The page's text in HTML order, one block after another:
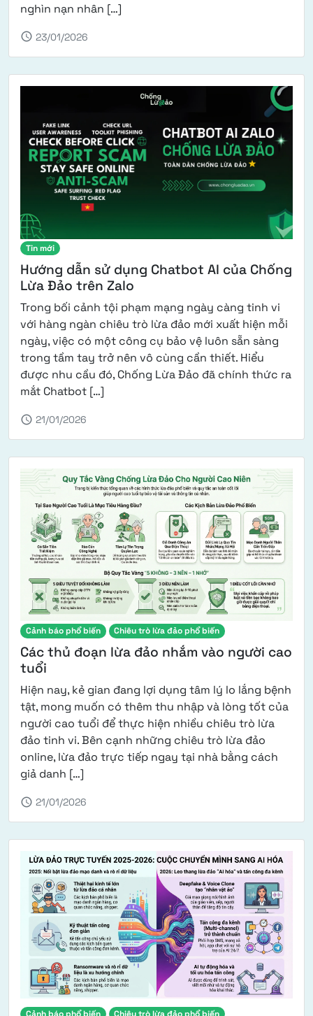
nghìn nạn nhân […]
schedule 23/01/2026
Tin mới
Hướng dẫn sử dụng Chatbot AI của Chống
Lừa Đảo trên Zalo
Trong bối cảnh tội phạm mạng ngày càng tinh vi
với hàng ngàn chiêu trò lừa đảo mới xuất hiện mỗi
ngày, việc có một công cụ bảo vệ luôn sẵn sàng
trong tầm tay trở nên vô cùng cần thiết. Hiểu
được nhu cầu đó, Chống Lừa Đảo đã chính thức ra
mắt Chatbot […]
schedule 21/01/2026
Cảnh báo phổ biến Chiêu trò lừa đảo phổ biến
Các thủ đoạn lừa đảo nhắm vào người cao
tuổi
Hiện nay, kẻ gian đang lợi dụng tâm lý lo lắng bệnh
tật, mong muốn có thêm thu nhập và lòng tốt của
người cao tuổi để thực hiện nhiều chiêu trò lừa
đảo tinh vi. Bên cạnh những chiêu trò lừa đảo
online, lừa đảo trực tiếp ngay tại nhà bằng cách
giả danh […]
schedule 21/01/2026
Cảnh báo phổ biến Chiêu trò lừa đảo phổ biến